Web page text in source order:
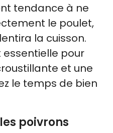
tendance à ne
le poulet,
la cuisson.
pour
et une
le temps de bien
poivrons